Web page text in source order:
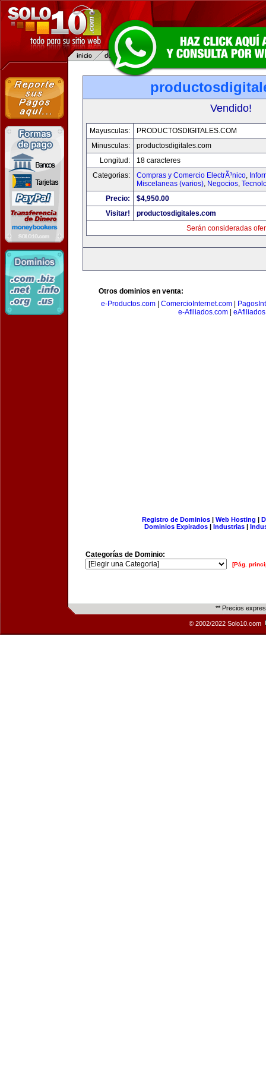
Vendido!
Mayusculas:
PRODUCTOSDIGITALES.COM
Minusculas:
productosdigitales.com
Longitud:
18 caracteres
Categorias:
Compras y Comercio ElectrÃ³nico,
Miscelaneas (varios), Negocios,
Precio:
$4,950.00
Visitar!
productosdigitales.com
Serán consideradas
Otros dominios en venta:
e-Productos.com
ComercioInternet.com
e-Afiliados.com|
Registro de Dominios| Web Hosting |
Dominios Expirados | Industrias |
Categorías de Dominio:
[Pág.
** Precios
© 2002/2022 Solo10.com